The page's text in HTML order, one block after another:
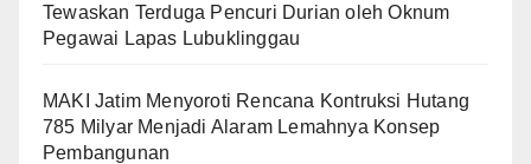
Tewaskan Terduga Pencuri Durian oleh Oknum
Pegawai Lapas Lubuklinggau
MAKI Jatim Menyoroti Rencana Kontruksi Hutang
785 Milyar Menjadi Alaram Lemahnya Konsep
Pembangunan